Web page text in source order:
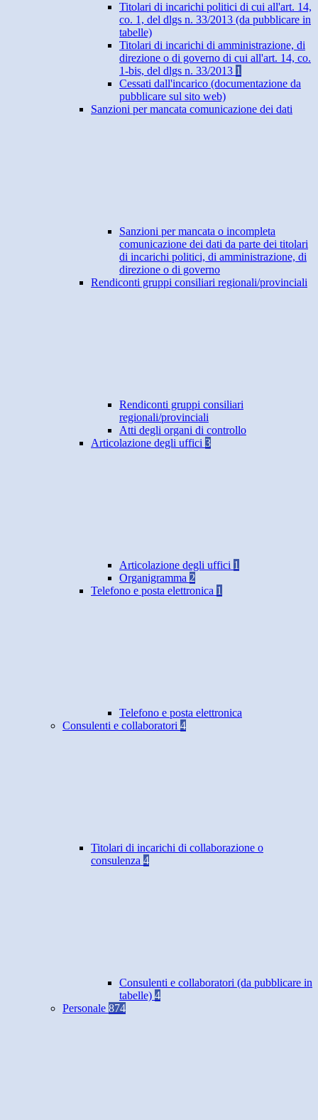
Titolari di incarichi politici di cui all'art. 14,
co. 1, del dlgs n. 33/2013 (da pubblicare in
tabelle)
Titolari di incarichi di amministrazione, di
direzione o di governo di cui all'art. 14, co.
1-bis, del dlgs n. 33/2013 1
Cessati dall'incarico (documentazione da
pubblicare sul sito web)
Sanzioni per mancata comunicazione dei dati
Sanzioni per mancata o incompleta
comunicazione dei dati da parte dei titolari
di incarichi politici, di amministrazione, di
direzione o di governo
Rendiconti gruppi consiliari regionali/provinciali
Rendiconti gruppi consiliari
regionali/provinciali
Atti degli organi di controllo
Articolazione degli uffici 3
Articolazione degli uffici 1
Organigramma 2
Telefono e posta elettronica 1
Telefono e posta elettronica
Consulenti e collaboratori 4
Titolari di incarichi di collaborazione o
consulenza 4
Consulenti e collaboratori (da pubblicare in
tabelle) 4
Personale 874